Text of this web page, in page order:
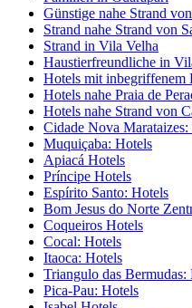
Günstige nahe Strand
Strand nahe Strand von
Strand in Vila Velha
Haustierfreundliche in
Hotels mit inbegriffenem
Hotels nahe Praia de
Hotels nahe Strand von
Cidade Nova
Muquiçaba: Hotels
Apiacá Hotels
Príncipe Hotels
Espírito Santo: Hotels
Bom Jesus do Norte
Coqueiros Hotels
Cocal: Hotels
Itaoca: Hotels
Triangulo das Bermudas:
Pica-Pau: Hotels